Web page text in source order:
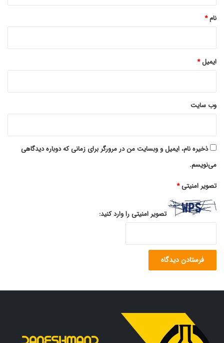
نام*
ایمیل*
وب‌ سایت
ذخیره نام، ایمیل و وبسایت من در مرورگر برای زمانی که دوباره دیدگاهی
می‌نویسم.
تصویر امنیتی*
تصویر امنیتی را وارد کنید: